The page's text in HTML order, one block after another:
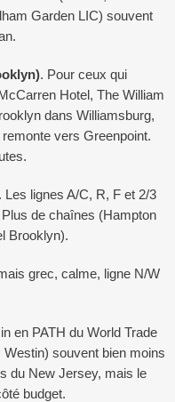
Garden LIC) souvent
. Pour ceux qui
Hotel, The William
dans Williamsburg,
vers Greenpoint.
. Les lignes A/C, R, F et 2/3
de chaînes (Hampton
Brooklyn).
grec, calme, ligne N/W
en PATH du World Trade
souvent bien moins
du New Jersey, mais le
budget.